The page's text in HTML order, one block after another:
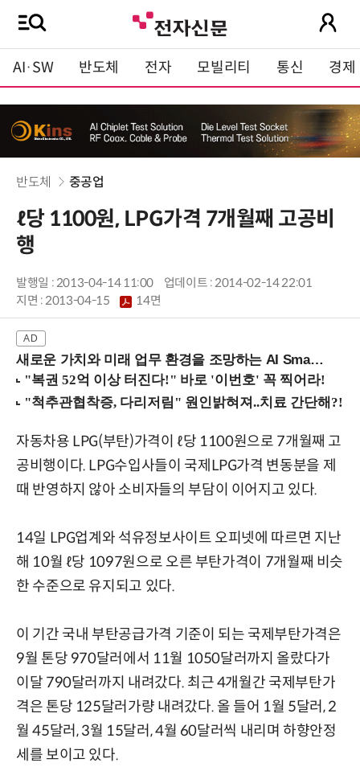
AI·SW 반도체 전자 모빌리티 통신 경제
반도체 중공업
ℓ당 1100원, LPG가격 7개월째 고공비
행
발행일 : 2013-04-14 11:00
업데이트 : 2014-02-14 22:01
지면 :2013-04-15 14면
새로운 가치와 미래 업무 환경을 조망하는 AI Smart Work Summit 2026 (9/11 코엑스)
자동차용 LPG(부탄)가격이 ℓ당 1100원으로 7개월째 고
공비행이다. LPG수입사들이 국제LPG가격 변동분을 제
때 반영하지 않아 소비자들의 부담이 이어지고 있다.
14일 LPG업계와 석유정보사이트 오피넷에 따르면 지난
해 10월 ℓ당 1097원으로 오른 부탄가격이 7개월째 비슷
한 수준으로 유지되고 있다.
이 기간 국내 부탄공급가격 기준이 되는 국제부탄가격은
9월 톤당 970달러에서 11월 1050달러까지 올랐다가
이달 790달러까지 내려갔다. 최근 4개월간 국제부탄가
격은 톤당 125달러가량 내려갔다. 올 들어 1월 5달러, 2
월 45달러, 3월 15달러, 4월 60달러씩 내리며 하향안정
세를 보이고 있다.